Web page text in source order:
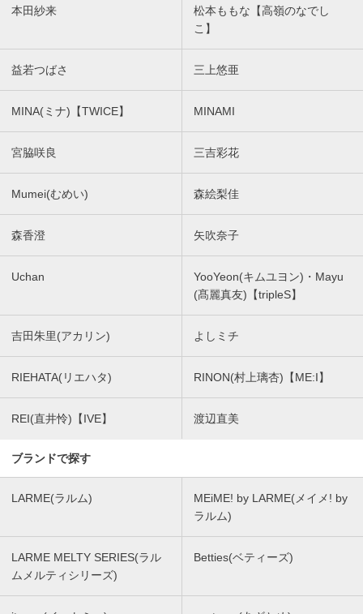
本田紗来
松本ももな【高嶺のなでし
こ】
益若つばさ 三上悠亜
MINA(ミナ)【TWICE】 MINAMI
宮脇咲良 三吉彩花
Mumei(むめい) 森絵梨佳
森香澄 矢吹奈子
Uchan
YooYeon(キムユヨン)・Mayu
(髙麗真友)【tripleS】
吉田朱里(アカリン) よしミチ
RIEHATA(リエハタ) RINON(村上璃杏)【ME:I】
REI(直井怜)【IVE】 渡辺直美
ブランドで探す
LARME(ラルム)
MEiME! by LARME(メイメ! by
ラルム)
LARME MELTY SERIES(ラル
ムメルティシリーズ)
Betties(ベティーズ)